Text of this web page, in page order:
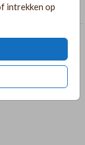
intrekken op